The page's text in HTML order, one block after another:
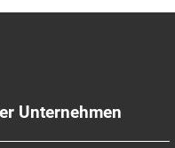
Unternehmen